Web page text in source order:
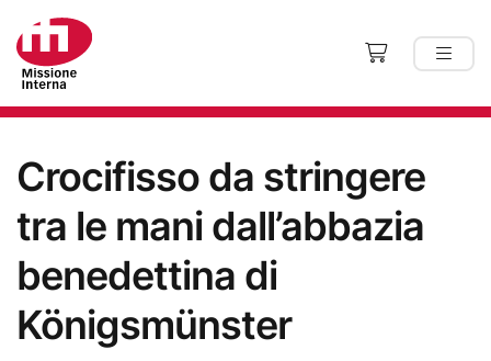
Crocifisso da stringere
tra le mani dall’abbazia
benedettina di
Königsmünster